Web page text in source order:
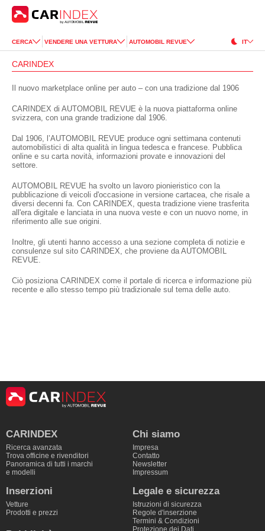
CERCA VENDERE UNA VETTURA AUTOMOBIL REVUE IT
CARINDEX
Il nuovo marketplace online per auto – con una tradizione dal 1906
CARINDEX di AUTOMOBIL REVUE è la nuova piattaforma online
svizzera, con una grande tradizione dal 1906.
Dal 1906, l’AUTOMOBIL REVUE produce ogni settimana contenuti
automobilistici di alta qualità in lingua tedesca e francese. Pubblica
online e su carta novità, informazioni provate e innovazioni del
settore.
AUTOMOBIL REVUE ha svolto un lavoro pionieristico con la
pubblicazione di veicoli d'occasione in versione cartacea, che risale a
diversi decenni fa. Con CARINDEX, questa tradizione viene trasferita
all'era digitale e lanciata in una nuova veste e con un nuovo nome, in
riferimento alle sue origini.
Inoltre, gli utenti hanno accesso a una sezione completa di notizie e
consulenze sul sito CARINDEX, che proviene da AUTOMOBIL
REVUE.
Ciò posiziona CARINDEX come il portale di ricerca e informazione più
recente e allo stesso tempo più tradizionale sul tema delle auto.
CARINDEX
Ricerca avanzata
Trova officine e rivenditori
Panoramica di tutti i marchi
e modelli
Chi siamo
Impresa
Contatto
Newsletter
Impressum
Inserzioni
Vetture
Prodotti e prezzi
Legale e sicurezza
Istruzioni di sicurezza
Regole d'inserzione
Termini & Condizioni